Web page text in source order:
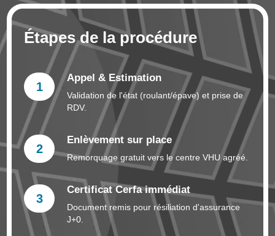
Étapes de la procédure
1
Appel & Estimation
Validation de l'état (roulant/épave) et prise de
RDV.
2
Enlèvement sur place
Remorquage gratuit vers le centre VHU agréé.
3
Certificat Cerfa immédiat
Document remis pour résiliation d'assurance
J+0.